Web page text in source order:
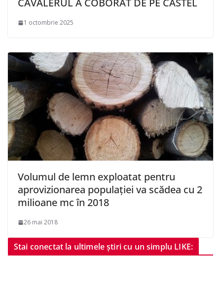
CAVALERUL A COBORÂT DE PE CASTEL
1 octombrie 2025
Volumul de lemn exploatat pentru
aprovizionarea populaţiei va scădea cu 2
milioane mc în 2018
26 mai 2018
Stai conectat la ultimele știri cu un simplu LIKE: